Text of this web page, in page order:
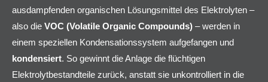
ausdampfenden organischen Lösungsmittel des Elektrolyten –
also die VOC (Volatile Organic Compounds) – werden in
einem speziellen Kondensationssystem aufgefangen und
kondensiert. So gewinnt die Anlage die flüchtigen
Elektrolytbestandteile zurück, anstatt sie unkontrolliert in die